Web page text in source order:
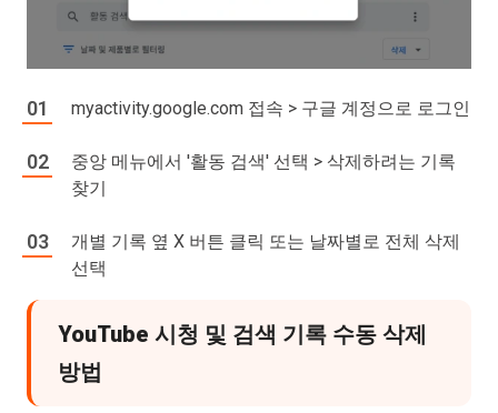
myactivity.google.com 접속 > 구글 계정으로 로그인
중앙 메뉴에서 '활동 검색' 선택 > 삭제하려는 기록
찾기
개별 기록 옆 X 버튼 클릭 또는 날짜별로 전체 삭제
선택
YouTube 시청 및 검색 기록 수동 삭제
방법